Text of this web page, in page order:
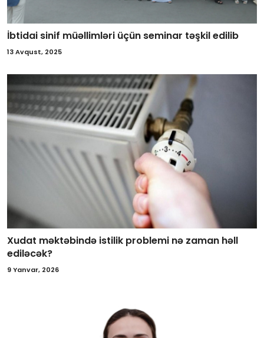
İbtidai sinif müəllimləri üçün seminar təşkil edilib
13 Avqust, 2025
Xudat məktəbində istilik problemi nə zaman həll
ediləcək?
9 Yanvar, 2026